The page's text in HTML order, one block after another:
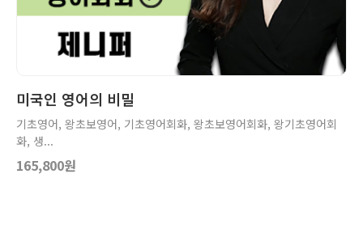
상세보기
미국인 영어의 비밀
기초영어, 왕초보영어, 기초영어회화, 왕초보영어회화, 왕기초영어회
화, 생...
165,800원